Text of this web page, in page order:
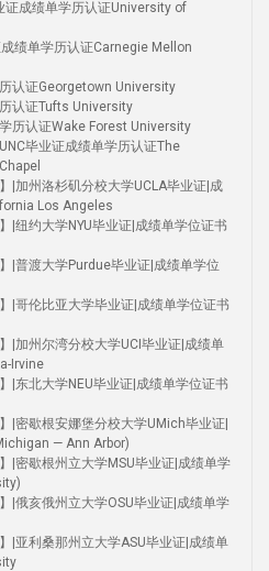
证成绩单学历认证University of
绩单学历认证Carnegie Mellon
认证Georgetown University
认证Tufts University
历认证Wake Forest University
毕业证成绩单学历认证The
|加州洛杉矶分校大学UCLA毕业证|成
Los Angeles
|纽约大学NYU毕业证|成绩单学位证书
|普渡大学Purdue毕业证|成绩单学位
|哥伦比亚大学毕业证|成绩单学位证书
|加州尔湾分校大学UCI毕业证|成绩单
Irvine
|东北大学NEU毕业证|成绩单学位证书
|密歇根安娜堡分校大学UMich毕业证|
— Ann Arbor)
|密歇根州立大学MSU毕业证|成绩单学
|俄亥俄州立大学OSU毕业证|成绩单学
|亚利桑那州立大学ASU毕业证|成绩单